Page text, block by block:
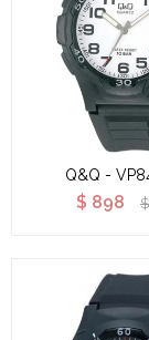
Q&Q -
$ 898 $